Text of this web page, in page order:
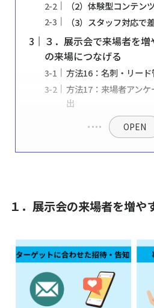
（2）体験型コンテン
（3）スタッフ対応で
３．展示会で来場者を
の来場につなげる
方法16：名刺・リー
方法17：来場者アン
出
OPEN
１．展示会の来場者を増や